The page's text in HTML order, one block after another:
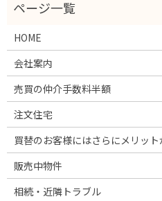
HOME
会社案内
売買の仲介手数料半額
注文住宅
買替のお客様にはさらにメリット
販売中物件
相続・近隣トラブル